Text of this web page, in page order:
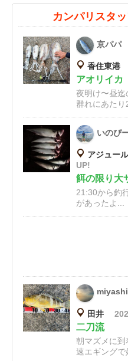
カンパリスタ
京パパ
香住東港
アオリイカ
夜明け〜昼
群れにあたり
いのぴ
アジュー
UP!
餌の限り大
21:30から釣
があったよ...
田井
二刀流
朝マズメに
速エギングで